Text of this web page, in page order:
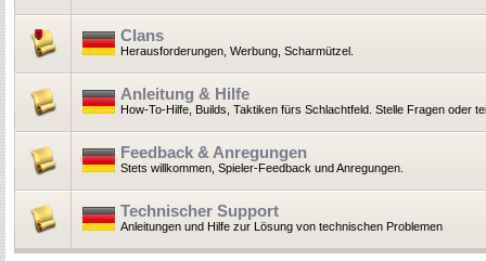
Clans
Herausforderungen, Werbung, Scharmützel.
Anleitung & Hilfe
How-To-Hilfe, Builds, Taktiken fürs Schlachtfeld. Stelle Fragen oder
Feedback & Anregungen
Stets willkommen, Spieler-Feedback und Anregungen.
Technischer Support
Anleitungen und Hilfe zur Lösung von technischen Problemen